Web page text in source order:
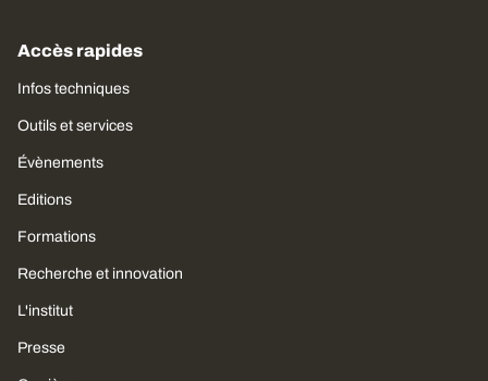
Accès rapides
Infos techniques
Outils et services
Évènements
Editions
Formations
Recherche et innovation
L'institut
Presse